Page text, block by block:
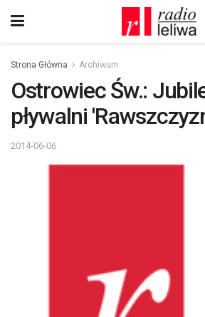
Strona Główna Archiwum
Ostrowiec Św.:
pływalni
2014-06-06